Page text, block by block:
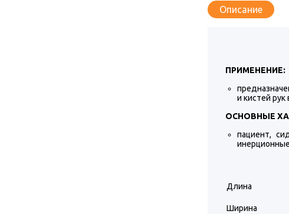
Описание
ПРИМЕНЕНИЕ:
и кистей
ОСНОВНЫЕ
пациент,
Длина
Ширина